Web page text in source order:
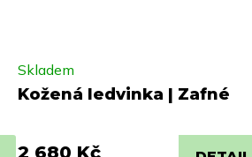
Kožená ledvinka | Zafné
Skladem